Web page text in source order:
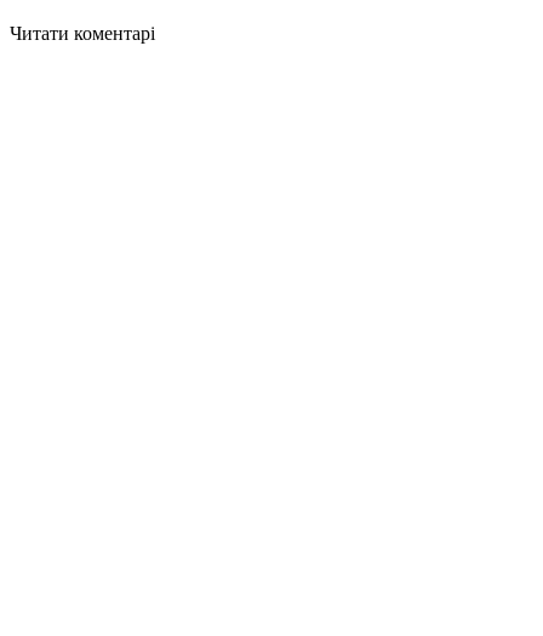
Читати коментарі